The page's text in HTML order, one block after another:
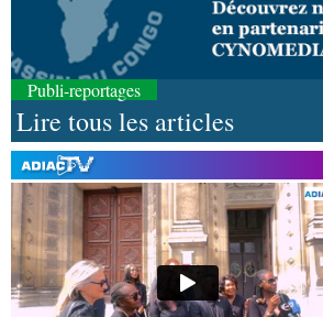
Publi-reportages
Lire tous les articles
08-08-2026 16:30
SociétéLutte contre les épidémies :
de la maison de retraite Kambissi en
08-08-2026 16:00
SociétéDistinction : Darrel Ornelle
promue maître-assistant Cames